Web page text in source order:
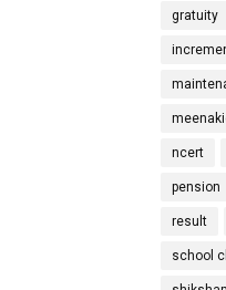
gratuity
ncert
pension
result
school